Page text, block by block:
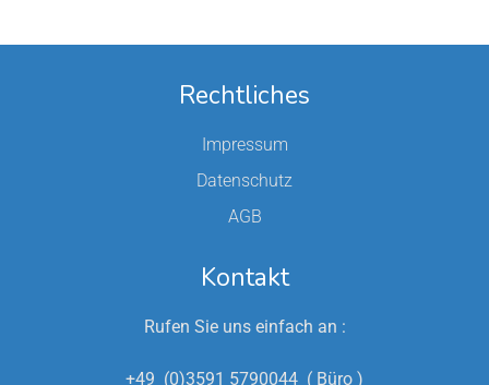
Rechtliches
Impressum
Datenschutz
AGB
Kontakt
Rufen Sie uns einfach an :
+49 (0)3591 5790044 ( Büro )